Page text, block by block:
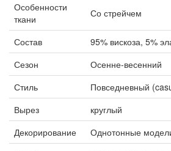
Особенности
ткани
Со стрейчем
Состав
95% вискоза, 5%
Сезон
Осенне-весенний
Стиль
Повседневный
Вырез
круглый
Декорирование
Однотонные